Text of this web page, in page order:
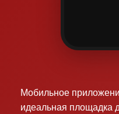
Мобильное
идеальная площадка